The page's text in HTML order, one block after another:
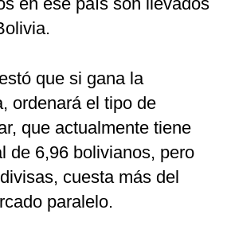
que si gana la
ordenará el tipo de
que actualmente tiene
de 6,96 bolivianos, pero
cuesta más del
paralelo.